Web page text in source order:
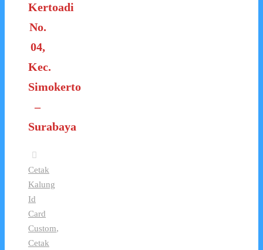
Kertoadi
No.
04,
Kec.
Simokerto
–
Surabaya
Cetak
Kalung
Id
Card
Custom,
Cetak